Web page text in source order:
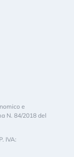
e
N. 84/2018 del
IVA: